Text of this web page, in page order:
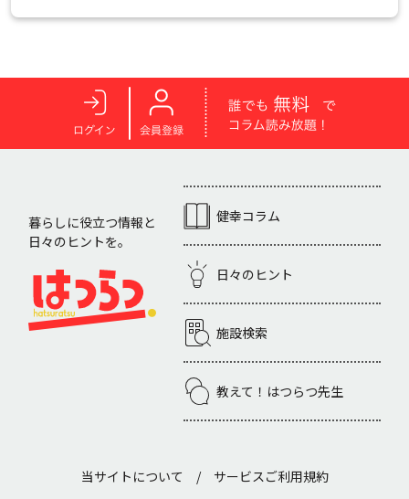
戻る
暮らしに役立つ情報と
日々のヒントを。
健幸コラム
日々のヒント
施設検索
教えて！はつらつ先生
当サイトについて / サービスご利用規約